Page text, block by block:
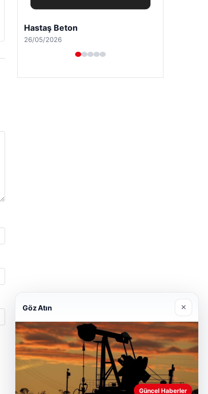
Prenses Night Club
29/04/2026
Göz Atın ×
Güncel Haberler